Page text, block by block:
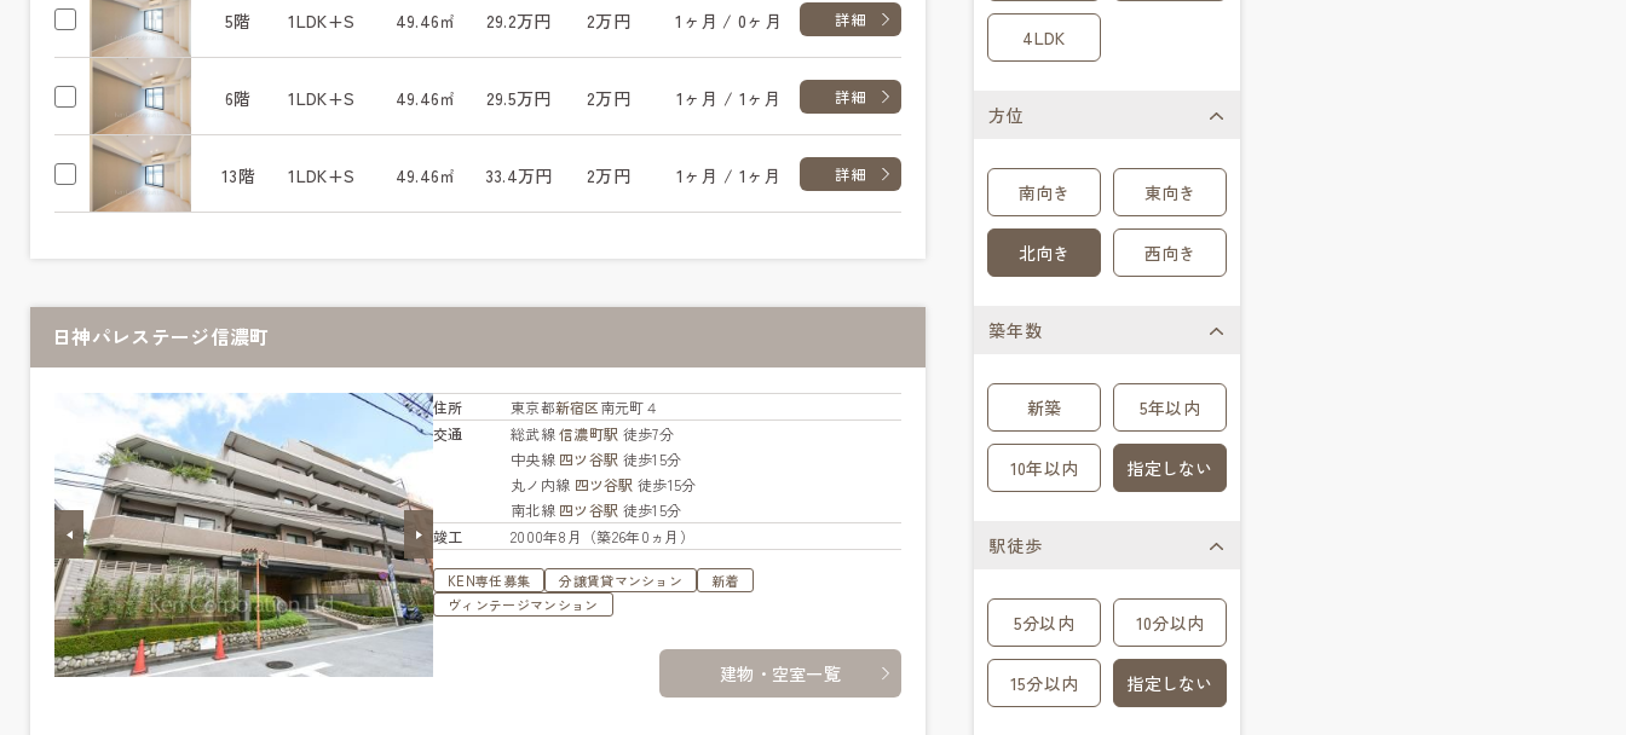
詳細
5階 1LDK+S 49.46㎡ 29.2万円 2万円 1ヶ月 / 0ヶ月
詳細
6階 1LDK+S 49.46㎡ 29.5万円 2万円 1ヶ月 / 1ヶ月
詳細
13階 1LDK+S 49.46㎡ 33.4万円 2万円 1ヶ月 / 1ヶ月
日神パレステージ信濃町
住所 東京都新宿区南元町４
交通
総武線信濃町駅 徒歩7分
中央線 四ツ谷駅 徒歩15分
丸ノ内線 四ツ谷駅 徒歩15分
南北線 四ツ谷駅 徒歩15分
竣工
2000年8月（築26年0ヵ月）
KEN専任募集 分譲賃貸マンション
新着
ヴィンテージマンション
建物・空室一覧
4LDK
方位
南向き 東向き
北向き 西向き
築年数
新築 5年以内
10年以内 指定しない
駅徒歩
5分以内 10分以内
15分以内 指定しない